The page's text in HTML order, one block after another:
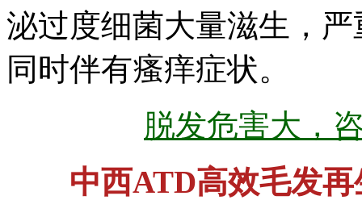
泌过度细菌大量滋生，
同时伴有瘙痒症状。
脱发危害大，
中西ATD高效毛发